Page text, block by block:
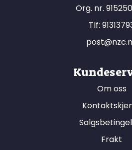
Org. nr.
Tlf:
Om oss
Frakt